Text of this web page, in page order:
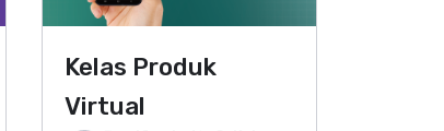
Kelas Produk
Virtual